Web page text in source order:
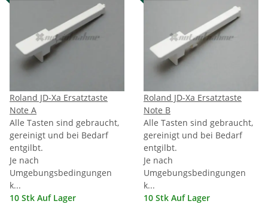
Roland JD-Xa Ersatztaste
Note A
Alle Tasten sind gebraucht,
gereinigt und bei Bedarf
entgilbt.
Je nach
Umgebungsbedingungen
k...
10 Stk Auf Lager
Roland JD-Xa Ersatztaste
Note B
Alle Tasten sind gebraucht,
gereinigt und bei Bedarf
entgilbt.
Je nach
Umgebungsbedingungen
k...
10 Stk Auf Lager